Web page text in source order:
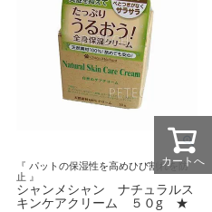
『 パットの保湿性を高めひび割れを防
止 』
シャンメシャン ナチュラルス
キンケアクリーム ５０g ★
カートへ